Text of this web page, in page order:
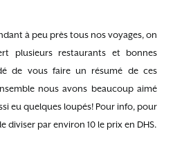
à peu près tous nos voyages, on
plusieurs restaurants et bonnes
de vous faire un résumé de ces
nous avons beaucoup aimé
eu quelques loupés! Pour info, pour
diviser par environ 10 le prix en DHS.